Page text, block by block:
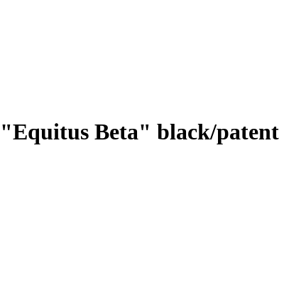
Beta" black/patent